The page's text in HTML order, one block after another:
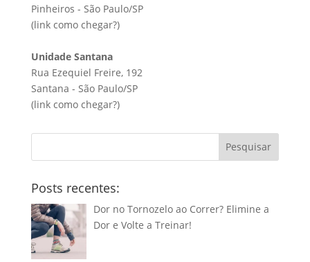
Pinheiros - São Paulo/SP
(link como chegar?)
Unidade Santana
Rua Ezequiel Freire, 192
Santana - São Paulo/SP
(link como chegar?)
Pesquisar
Posts recentes:
Dor no Tornozelo ao Correr? Elimine a
Dor e Volte a Treinar!